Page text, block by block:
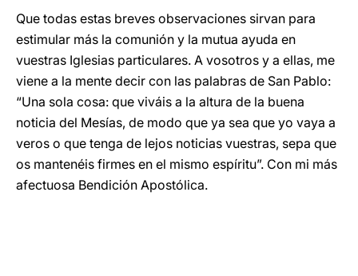
Que todas estas breves observaciones sirvan para
estimular más la comunión y la mutua ayuda en
vuestras Iglesias particulares. A vosotros y a ellas, me
viene a la mente decir con las palabras de San Pablo:
“Una sola cosa: que viváis a la altura de la buena
noticia del Mesías, de modo que ya sea que yo vaya a
veros o que tenga de lejos noticias vuestras, sepa que
os mantenéis firmes en el mismo espíritu”. Con mi más
afectuosa Bendición Apostólica.